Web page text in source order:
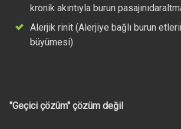
kronik akıntıyla burun
Alerjik rinit (Alerjiye bağlı burun
büyümesi)
"Geçici çözüm" çözüm değil